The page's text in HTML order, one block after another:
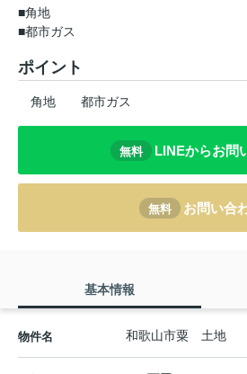
■角地
■都市ガス
ポイント
角地 都市ガス
無料 LINEからお問
無料 お問い合
基本情報
物件名 和歌山市粟 土地